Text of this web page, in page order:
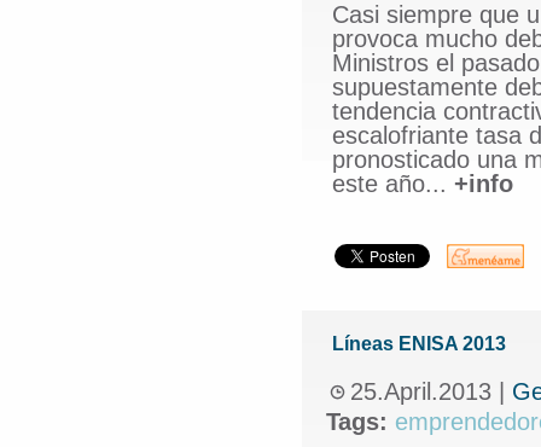
Casi siempre que
provoca mucho
Ministros el
supuestamente
tendencia
escalofriante tasa
pronosticado una
este año... +info
Líneas ENISA 2013
25.April.2013
Tags: